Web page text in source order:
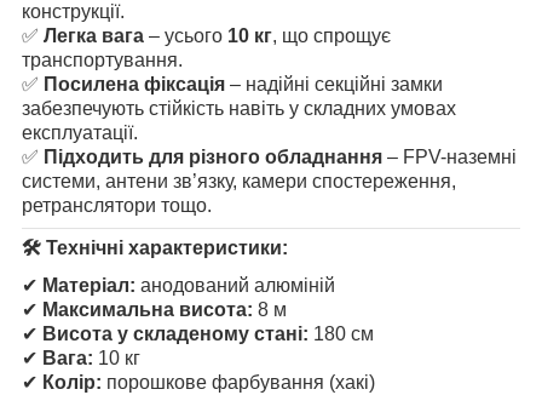
конструкції.
✅ Легка вага – усього 10 кг, що спрощує
транспортування.
✅ Посилена фіксація – надійні секційні замки
забезпечують стійкість навіть у складних умовах
експлуатації.
✅ Підходить для різного обладнання – FPV-наземні
системи, антени зв’язку, камери спостереження,
ретранслятори тощо.
🛠 Технічні характеристики:
✔ Матеріал: анодований алюміній
✔ Максимальна висота: 8 м
✔ Висота у складеному стані: 180 см
✔ Вага: 10 кг
✔ Колір: порошкове фарбування (хакі)